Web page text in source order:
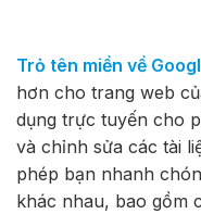
Trỏ tên miền về
hơn cho trang web
dụng trực tuyến cho
và chỉnh sửa các tài
phép bạn nhanh
khác nhau, bao gồm